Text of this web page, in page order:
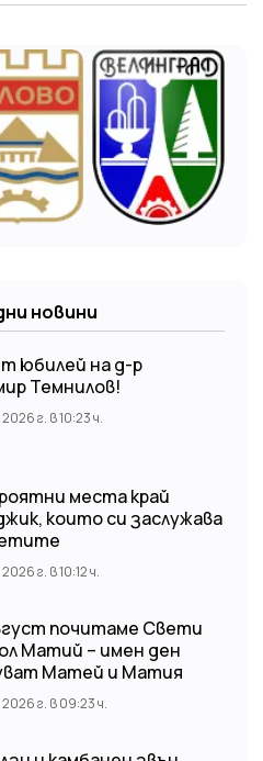
новини
юбилей на д-р
Темнилов!
г. в 10:23 ч.
места край
които си заслужава
г. в 10:12 ч.
почитаме Свети
Матий – имен ден
Матей и Матия
г. в 09:23 ч.